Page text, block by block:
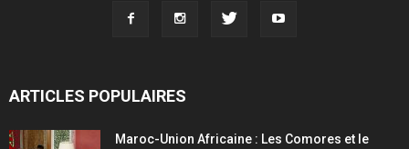
ARTICLES POPULAIRES
Maroc-Union Africaine : Les Comores et le